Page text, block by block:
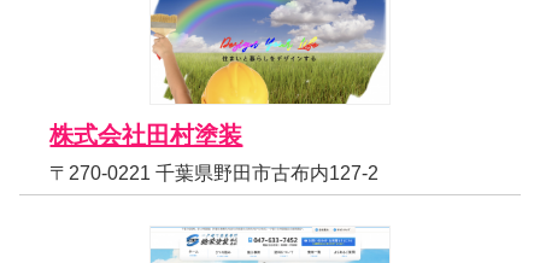
株式会社田村塗装
〒270-0221 千葉県野田市古布内127-2